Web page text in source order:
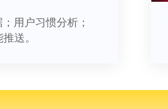
用户习惯分析；
送。